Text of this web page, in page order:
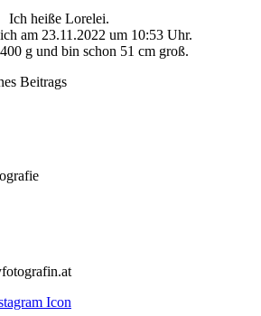
Ich heiße Lorelei.
am 23.11.2022 um 10:53 Uhr.
g und bin schon 51 cm groß.
Beitrags